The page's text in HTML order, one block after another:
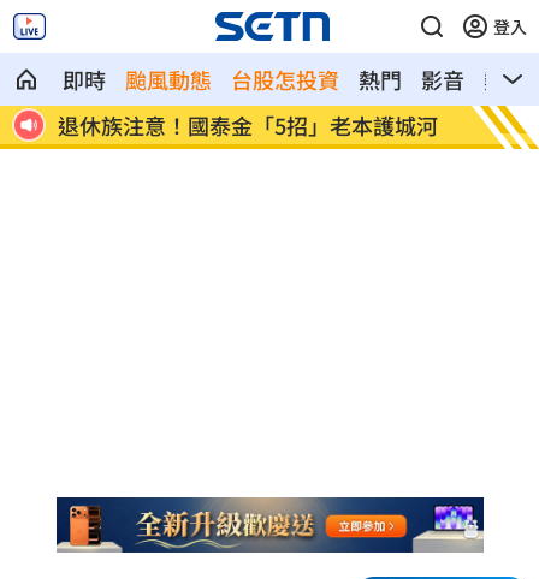
登入
即時 颱風動態 台股怎投資 熱門 影音
熱搜
退休族注意！國泰金「5招」老本護城河 漢光